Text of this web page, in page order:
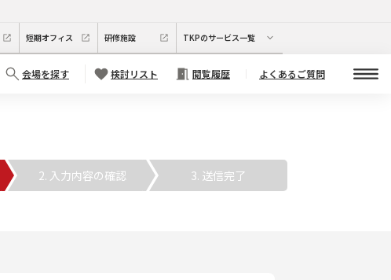
短期オフィス 研修施設 TKPのサービス一覧
会場を探す 検討リスト 閲覧履歴 よくあるご質問
2. 入力内容の確認 3. 送信完了